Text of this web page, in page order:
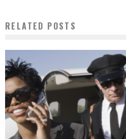
RELATED POSTS